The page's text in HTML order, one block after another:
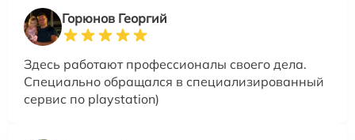
Горюнов Георгий
Здесь работают профессионалы своего дела.
Специально обращался в специализированный
сервис по playstation)